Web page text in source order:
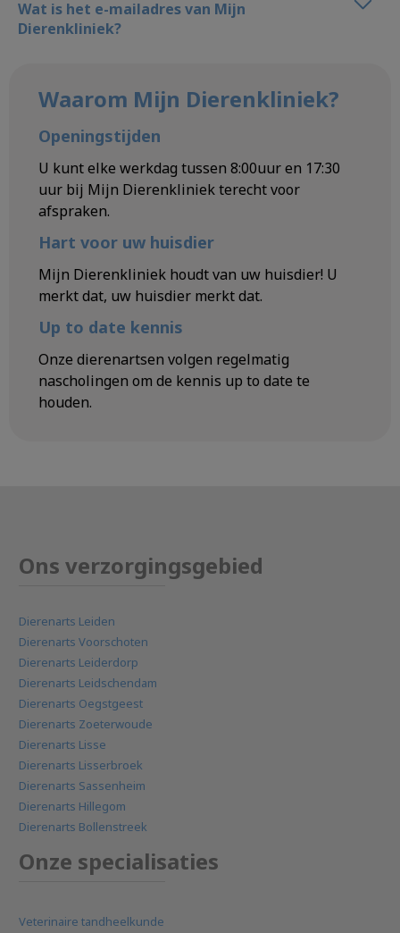
Wat is het e-mailadres van Mijn
Dierenkliniek?
Waarom Mijn Dierenkliniek?
Openingstijden
U kunt elke werkdag tussen 8:00uur en 17:30
uur bij Mijn Dierenkliniek terecht voor
afspraken.
Hart voor uw huisdier
Mijn Dierenkliniek houdt van uw huisdier! U
merkt dat, uw huisdier merkt dat.
Up to date kennis
Onze dierenartsen volgen regelmatig
nascholingen om de kennis up to date te
houden.
Ons verzorgingsgebied
Dierenarts Leiden
Dierenarts Voorschoten
Dierenarts Leiderdorp
Dierenarts Leidschendam
Dierenarts Oegstgeest
Dierenarts Zoeterwoude
Dierenarts Lisse
Dierenarts Lisserbroek
Dierenarts Sassenheim
Dierenarts Hillegom
Dierenarts Bollenstreek
Onze specialisaties
Veterinaire tandheelkunde